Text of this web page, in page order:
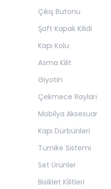
Çıkış Butonu
Şaft Kapak Kilidi
Kapı Kolu
Asma Kilit
Giyotin
Çekmece Rayları
Mobilya Aksesuar
Kapı Dürbünleri
Turnike Sistemi
Set Ürünler
Bisiklet Kilitleri